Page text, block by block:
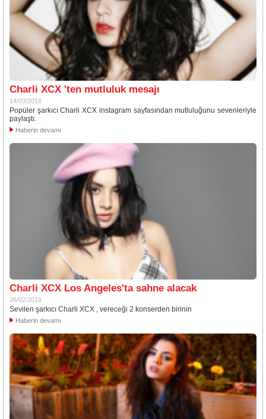
Charli XCX 'ten mutluluk mesajı
14/03/2018
Popüler şarkıcı Charli XCX instagram sayfasından mutluluğunu sevenleriyle
paylaştı.
Haberin devamı
Charli XCX Los Angeles'ta sahne alacak
26/02/2018
Sevilen şarkıcı Charli XCX , vereceği 2 konserden birinin
Haberin devamı